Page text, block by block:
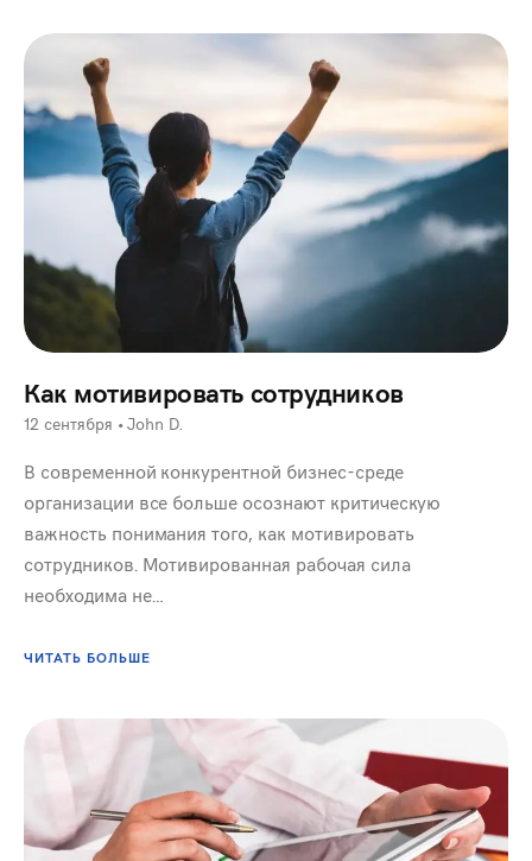
Как мотивировать сотрудников
12 сентября •John D.
В современной конкурентной бизнес-среде
организации все больше осознают критическую
важность понимания того, как мотивировать
сотрудников. Мотивированная рабочая сила
необходима не…
ЧИТАТЬ БОЛЬШЕ